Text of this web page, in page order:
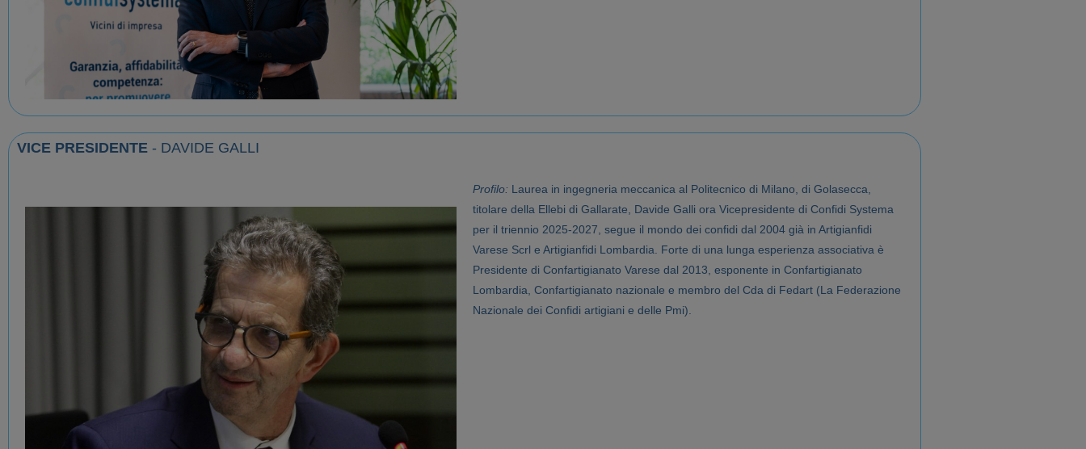
VICE PRESIDENTE - DAVIDE GALLI
Profilo: Laurea in ingegneria meccanica al Politecnico di Milano, di Golasecca,
titolare della Ellebi di Gallarate, Davide Galli ora Vicepresidente di Confidi Systema
per il triennio 2025-2027, segue il mondo dei confidi dal 2004 già in Artigianfidi
Varese Scrl e Artigianfidi Lombardia. Forte di una lunga esperienza associativa è
Presidente di Confartigianato Varese dal 2013, esponente in Confartigianato
Lombardia, Confartigianato nazionale e membro del Cda di Fedart (La Federazione
Nazionale dei Confidi artigiani e delle Pmi).